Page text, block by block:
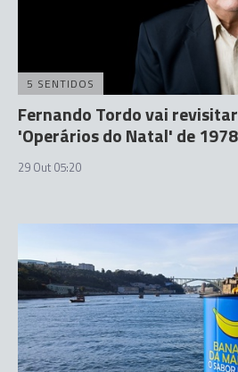
5 SENTIDOS
Fernando Tordo vai
'Operários do Natal' de 1978
29 Out 05:20